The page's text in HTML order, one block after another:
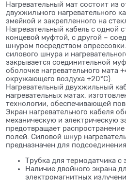
Нагревательный мат состоит из
двухжильного нагревательного
змейкой и закрепленного на
Нагревательный кабель с одной
концевой муфтой, с другой –
шнуром посредством
силового шнура и
закрывается соединительной
оболочке нагревательного мата
окружающего воздуха +20°С).
Нагревательный двухжильный
нагревательных матах,
технологии, обеспечивающей
Экран нагревательного кабеля
механическую и электрическую
предотвращает
полей. Силовой шнур
предназначен для
Трубка для термодатчика с
Наличие двойного экрана
электромагнитных